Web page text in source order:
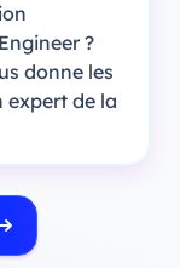
?
donne les
expert de la